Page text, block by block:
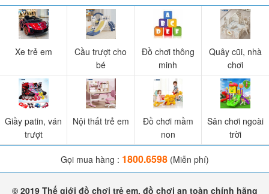
Xe trẻ em
Cầu trượt cho
bé
Đồ chơi thông
minh
Quây cũi, nhà
chơi
Giầy patin, ván
trượt
Nội thất trẻ em
Đồ chơi mầm
non
Sân chơi ngoài
trời
Gọi mua hàng : 1800.6598(Miễn phí)
© 2019 Thế giới đồ chơi trẻ em, đồ chơi an toàn chính hãng